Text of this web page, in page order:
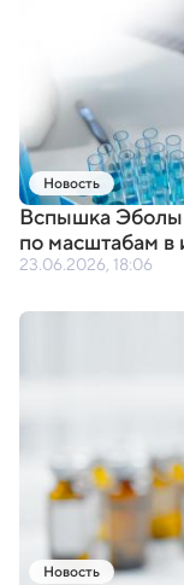
Новость
Вспышка Эболы
по масштабам в
23.06.2026, 18:06
Новость